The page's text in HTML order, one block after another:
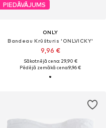
PIEDĀVĀJUMS
ONLY
Bandeau Krūšturis 'ONLVICKY'
9,96 €
Sākotnējā cena: 29,90 €
Pēdējā zemākā cena:9,96 €